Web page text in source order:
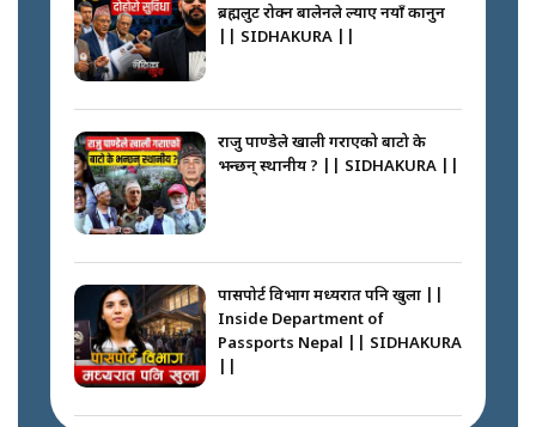
आगो निभाउने कि तेल थप्ने ? WHATS
HAPPENING IN MADHESH ? ||
भयो ? के के भयो ? || SUNSARI
CASE || SIDHAKURA || THE
REPORTER ||
प्रहरी ? Police repeatedly fail to
ब्रह्मलुट रोक्न बालेनले ल्याए नयाँ कानुन
|| SIDHAKURA ||
राजु पाण्डेले खाली गराएको बाटो के
भन्छन् स्थानीय ? || SIDHAKURA ||
पासपोर्ट विभाग मध्यरात पनि खुला ||
Inside Department of
Passports Nepal || SIDHAKURA